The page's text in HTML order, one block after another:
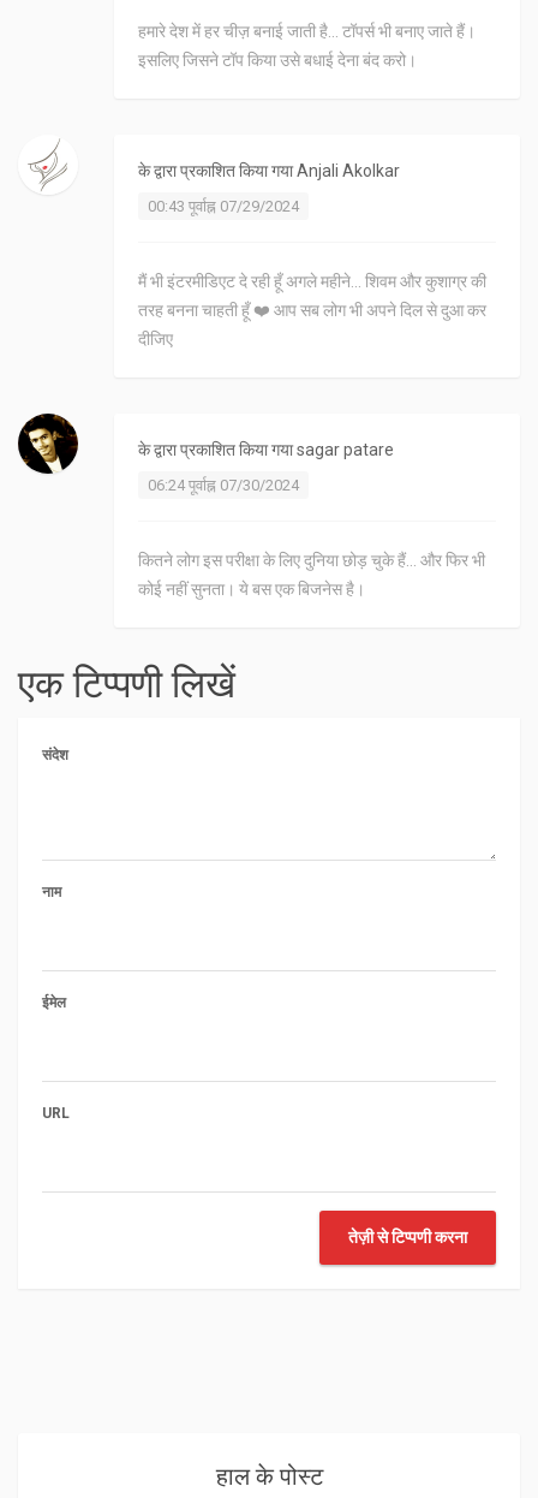
हमारे देश में हर चीज़ बनाई जाती है... टॉपर्स भी बनाए जाते हैं।
इसलिए जिसने टॉप किया उसे बधाई देना बंद करो।
के द्वारा प्रकाशित किया गयाAnjali Akolkar
00:43 पूर्वाह्न 07/29/2024
मैं भी इंटरमीडिएट दे रही हूँ अगले महीने... शिवम और कुशाग्र की
तरह बनना चाहती हूँ ❤️ आप सब लोग भी अपने दिल से दुआ कर
दीजिए
के द्वारा प्रकाशित किया गयाsagar patare
06:24 पूर्वाह्न 07/30/2024
कितने लोग इस परीक्षा के लिए दुनिया छोड़ चुके हैं... और फिर भी
कोई नहीं सुनता। ये बस एक बिजनेस है।
एक टिप्पणी लिखें
संदेश
नाम
ईमेल
URL
तेज़ी से टिप्पणी करना
हाल के पोस्ट